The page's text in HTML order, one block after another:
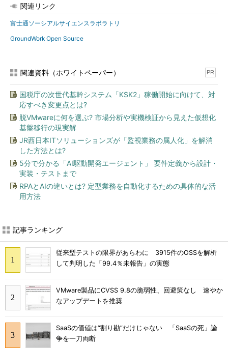
関連リンク
富士通ソーシアルサイエンスラボラトリ
GroundWork Open Source
関連資料（ホワイトペーパー） PR
国税庁の次世代基幹システム「KSK2」稼働開始に向けて、対
応すべき変更点とは?
脱VMwareに何を選ぶ? 市場分析や実機検証から見えた仮想化
基盤移行の現実解
JR西日本ITソリューションズが「監視業務の属人化」を解消
した方法とは?
5分で分かる「AI駆動開発エージェント」 要件定義から設計・
実装・テストまで
RPAとAIの違いとは? 定型業務を自動化するための具体的な活
用方法
記事ランキング
従来型テストの限界があらわに 3915件のOSSを解析
して判明した「99.4％未報告」の実態
VMware製品にCVSS 9.8の脆弱性、回避策なし 速やか
なアップデートを推奨
SaaSの価値は“割り勘”だけじゃない 「SaaSの死」論
争を一刀両断